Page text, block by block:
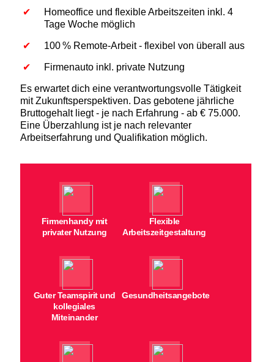
Homeoffice und flexible Arbeitszeiten inkl. 4
Tage Woche möglich
100 % Remote-Arbeit - flexibel von überall aus
Firmenauto inkl. private Nutzung
Es erwartet dich eine verantwortungsvolle Tätigkeit
mit Zukunftsperspektiven. Das gebotene jährliche
Bruttogehalt liegt - je nach Erfahrung - ab € 75.000.
Eine Überzahlung ist je nach relevanter
Arbeitserfahrung und Qualifikation möglich.
Firmenhandy mit
privater Nutzung
Flexible
Arbeitszeitgestaltung
Guter Teamspirit und
kollegiales
Miteinander
Gesundheitsangebote